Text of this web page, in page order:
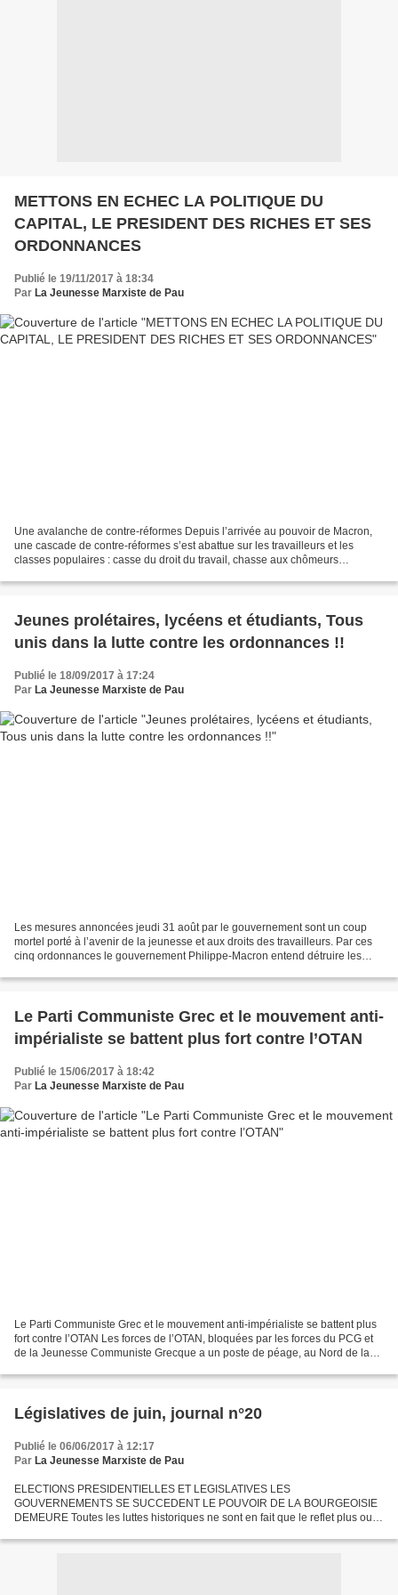
METTONS EN ECHEC LA POLITIQUE DU
CAPITAL, LE PRESIDENT DES RICHES ET SES
ORDONNANCES
Publié le 19/11/2017 à 18:34
Par La Jeunesse Marxiste de Pau
Une avalanche de contre-réformes Depuis l’arrivée au pouvoir de Macron,
une cascade de contre-réformes s’est abattue sur les travailleurs et les
classes populaires : casse du droit du travail, chasse aux chômeurs
Jeunes prolétaires, lycéens et étudiants, Tous
unis dans la lutte contre les ordonnances !!
Publié le 18/09/2017 à 17:24
Par La Jeunesse Marxiste de Pau
Les mesures annoncées jeudi 31 août par le gouvernement sont un coup
mortel porté à l’avenir de la jeunesse et aux droits des travailleurs. Par ces
cinq ordonnances le gouvernement Philippe-Macron entend détruire les
Le Parti Communiste Grec et le mouvement anti-
impérialiste se battent plus fort contre l’OTAN
Publié le 15/06/2017 à 18:42
Par La Jeunesse Marxiste de Pau
Le Parti Communiste Grec et le mouvement anti-impérialiste se battent plus
fort contre l’OTAN Les forces de l’OTAN, bloquées par les forces du PCG et
de la Jeunesse Communiste Grecque a un poste de péage, au Nord de la
Législatives de juin, journal n°20
Publié le 06/06/2017 à 12:17
Par La Jeunesse Marxiste de Pau
ELECTIONS PRESIDENTIELLES ET LEGISLATIVES LES
GOUVERNEMENTS SE SUCCEDENT LE POUVOIR DE LA BOURGEOISIE
DEMEURE Toutes les luttes historiques ne sont en fait que le reflet plus ou
par...